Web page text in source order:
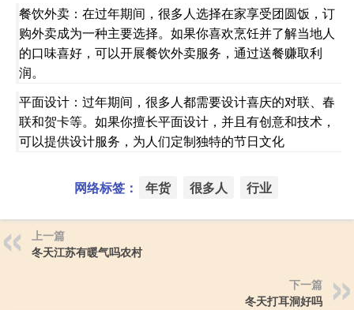
餐饮外卖：在过年期间，很多人选择在家享受团圆饭，订
购外卖成为一种主要选择。如果你喜欢烹饪并了解当地人
的口味喜好，可以开展餐饮外卖服务，通过送餐赚取利
润。
平面设计：过年期间，很多人都需要设计喜庆的对联、春
联和贺卡等。如果你擅长平面设计，并且有创意和技术，
可以提供设计服务，为人们定制独特的节日文化
网络标签： 年货 很多人 行业
上一篇
冬天江苏有暖气吗农村
下一篇
冬天打耳洞好吗